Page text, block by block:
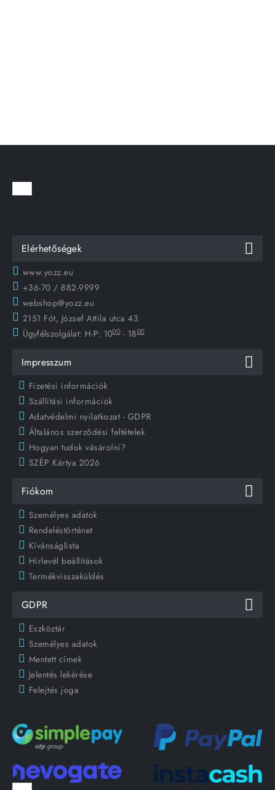
Elérhetőségek
www.yozz.eu
+36-70 / 882-9999
webshop@yozz.eu
2151 Fót, József Attila utca 43.
Ügyfélszolgálat: H-P: 1000 - 1800
Impresszum
Fizetési információk
Szállítási információk
Adatvédelmi nyilatkozat - GDPR
Általános szerződési feltételek
Hogyan tudok vásárolni?
SZÉP Kártya 2026
Fiókom
Személyes adatok
Rendeléstörténet
Kívánságlista
Hírlevél beállítások
Termékvisszaküldés
GDPR
Eszköztár
Személyes adatok
Mentett címek
Jelentés lekérése
Felejtés joga